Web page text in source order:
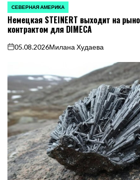
ОПУБЛИКОВАНО
В
СЕВЕРНАЯ АМЕРИКА
Немецкая STEINERT выходит на
контрактом для DIMECA
on
05.08.2026Милана Худаева